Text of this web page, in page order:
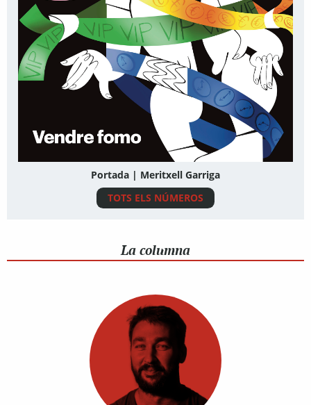
Portada | Meritxell Garriga
TOTS ELS NÚMEROS
La columna